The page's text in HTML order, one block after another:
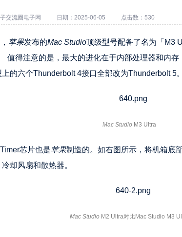
交流圈电子网 日期：2025-06-05 点击数：530
苹果发布的Mac Studio顶级型号配备了名为「M3
值得注意的是，最大的进化在于内部处理器和内
的六个Thunderbolt 4接口全部改为Thunderbolt 5。
Mac StudioM3 Ultra
芯片也是苹果制造的。如右图所示，将机箱底
却风扇和散热器。
Mac StudioM2 Ultra对比Mac Studio M3